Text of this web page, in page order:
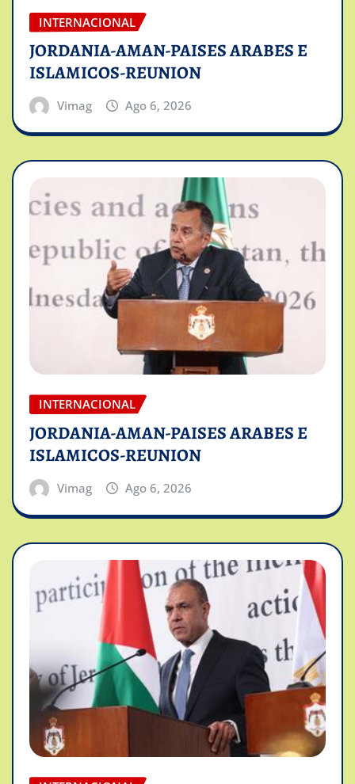
INTERNACIONAL
JORDANIA-AMAN-PAISES ARABES E
ISLAMICOS-REUNION
Vimag Ago 6, 2026
INTERNACIONAL
JORDANIA-AMAN-PAISES ARABES E
ISLAMICOS-REUNION
Vimag Ago 6, 2026